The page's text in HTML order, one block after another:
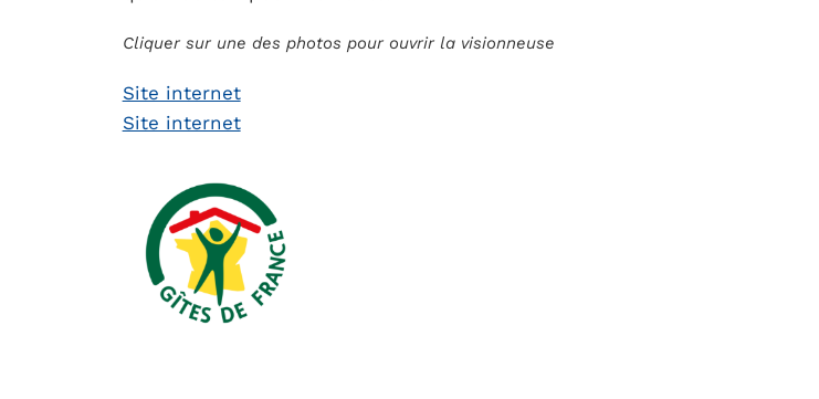
Cliquer sur une des photos pour ouvrir la visionneuse
Site internet
Site internet